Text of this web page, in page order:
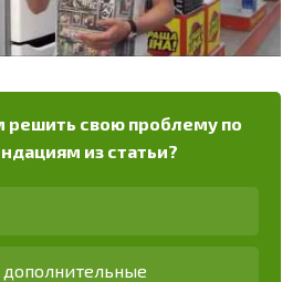
решить свою проблему по
из статьи?